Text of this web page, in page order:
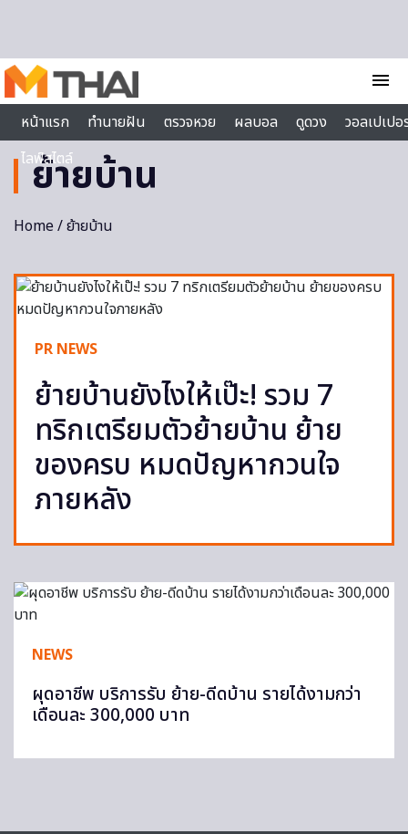
menu
หน้าแรก
ทำนายฝัน ตรวจหวย ผลบอล ดูดวง
วอลเปเป
ไลฟ์สไตล์
ย้ายบ้าน
Home/ ย้ายบ้าน
PR NEWS
ย้ายบ้านยังไงให้เป๊ะ! รวม 7
ทริกเตรียมตัวย้ายบ้าน ย้าย
ของครบ หมดปัญหากวนใจ
ภายหลัง
NEWS
ผุดอาชีพ บริการรับ ย้าย-ดีดบ้าน รายได้งามกว่า
เดือนละ 300,000 บาท